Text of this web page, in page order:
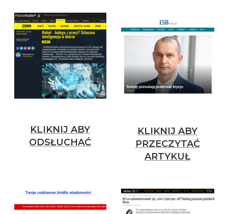
KLIKNIJ ABY
ODSŁUCHAĆ
KLIKNIJ ABY
PRZECZYTAĆ
ARTYKUŁ